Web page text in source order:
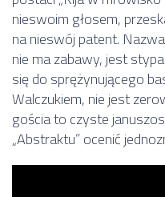
nieswoim głosem,
na nieswój patent.
nie ma zabawy, jest
się do sprężynującego
Walczukiem, nie jest
gościa to czyste
„Abstraktu” ocenić